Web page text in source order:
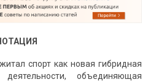
спорт как новая гибридная
деятельности, объединяющая